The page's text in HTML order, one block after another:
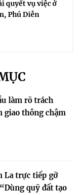
quyết vụ việc ở
Phú Diễn
làm rõ trách
giao thông chậm
La trực tiếp gỡ
quỹ đất tạo